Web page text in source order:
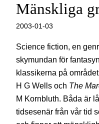
Mänskliga
2003-01-03
Science fiction, en
skymundan för
klassikerna på
H G Wells och The
M Kornbluth. Båda är
tidsesenär från vår tid